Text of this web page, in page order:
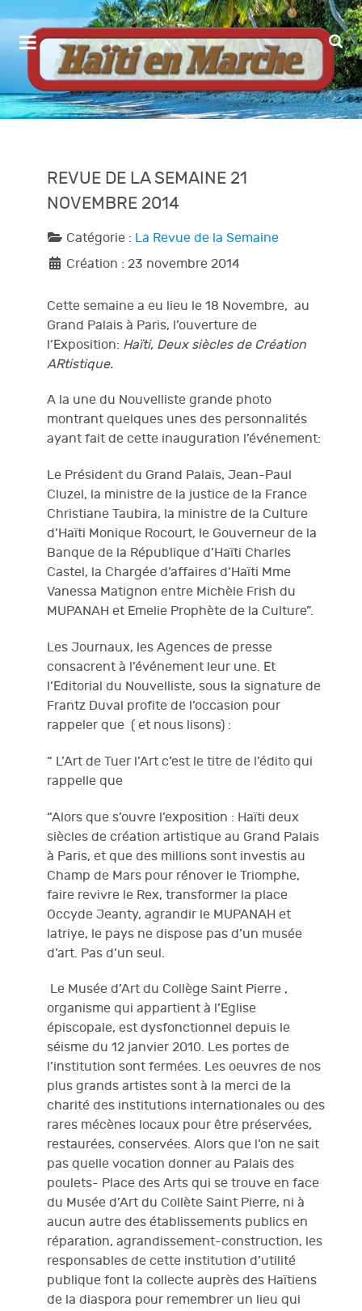
REVUE DE LA SEMAINE 21
NOVEMBRE 2014
Catégorie : La Revue de la Semaine
Création : 23 novembre 2014
Cette semaine a eu lieu le 18 Novembre, au
Grand Palais à Paris, l’ouverture de
l’Exposition: Haïti, Deux siècles de Création
ARtistique.
A la une du Nouvelliste grande photo
montrant quelques unes des personnalités
ayant fait de cette inauguration l’événement:
Le Président du Grand Palais, Jean-Paul
Cluzel, la ministre de la justice de la France
Christiane Taubira, la ministre de la Culture
d’Haïti Monique Rocourt, le Gouverneur de la
Banque de la République d’Haïti Charles
Castel, la Chargée d’affaires d’Haïti Mme
Vanessa Matignon entre Michèle Frish du
MUPANAH et Emelie Prophète de la Culture”.
Les Journaux, les Agences de presse
consacrent à l’événement leur une. Et
l’Editorial du Nouvelliste, sous la signature de
Frantz Duval profite de l’occasion pour
rappeler que ( et nous lisons) :
“ L’Art de Tuer l’Art c’est le titre de l’édito qui
rappelle que
“Alors que s’ouvre l’exposition : Haïti deux
siècles de création artistique au Grand Palais
à Paris, et que des millions sont investis au
Champ de Mars pour rénover le Triomphe,
faire revivre le Rex, transformer la place
Occyde Jeanty, agrandir le MUPANAH et
latriye, le pays ne dispose pas d’un musée
d’art. Pas d’un seul.
Le Musée d’Art du Collège Saint Pierre ,
organisme qui appartient à l’Eglise
épiscopale, est dysfonctionnel depuis le
séisme du 12 janvier 2010. Les portes de
l’institution sont fermées. Les oeuvres de nos
plus grands artistes sont à la merci de la
charité des institutions internationales ou des
rares mécènes locaux pour être préservées,
restaurées, conservées. Alors que l’on ne sait
pas quelle vocation donner au Palais des
poulets- Place des Arts qui se trouve en face
du Musée d’Art du Collète Saint Pierre, ni à
aucun autre des établissements publics en
réparation, agrandissement-construction, les
responsables de cette institution d’utilité
publique font la collecte auprès des Haïtiens
de la diaspora pour remembrer un lieu qui